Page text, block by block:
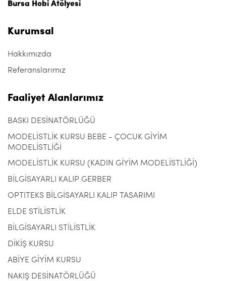
Bursa Hobi Atölyesi
Kurumsal
Hakkımızda
Referanslarımız
Faaliyet Alanlarımız
BASKI DESİNATÖRLÜĞÜ
MODELİSTLİK KURSU BEBE - ÇOCUK GİYİM
MODELİSTLİĞİ
MODELİSTLİK KURSU (KADIN GİYİM MODELİSTLİĞİ)
BİLGİSAYARLI KALIP GERBER
OPTITEKS BİLGİSAYARLI KALIP TASARIMI
ELDE STİLİSTLİK
BİLGİSAYARLI STİLİSTLİK
DİKİŞ KURSU
ABİYE GİYİM KURSU
NAKIŞ DESİNATÖRLÜĞÜ